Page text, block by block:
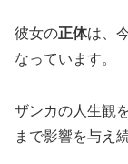
彼女の正体は、
なっています。
ザンカの人生観
まで影響を与え